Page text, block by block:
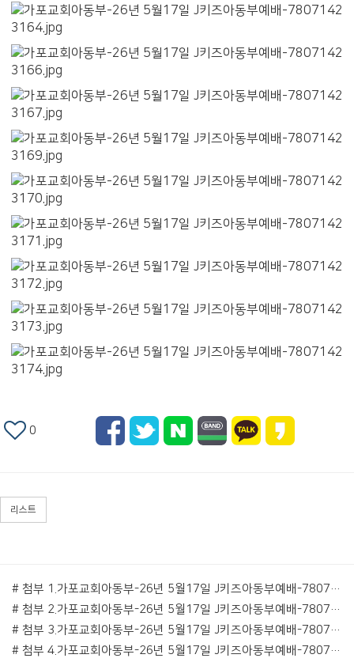
0
리스트
# 첨부 1.가포교회아동부-26년 5월17일 J키즈아동부예배-78071423157.jpg
# 첨부 2.가포교회아동부-26년 5월17일 J키즈아동부예배-78071423144.jpg
# 첨부 3.가포교회아동부-26년 5월17일 J키즈아동부예배-78071423145.jpg
# 첨부 4.가포교회아동부-26년 5월17일 J키즈아동부예배-78071423148.jpg